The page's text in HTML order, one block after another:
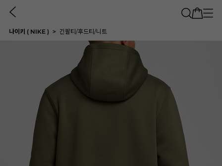
나이키 ( NIKE ) 긴팔티/후드티/니트